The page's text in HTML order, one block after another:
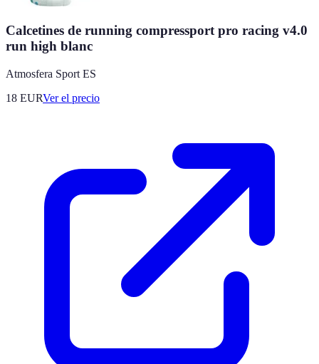
Calcetines de running compressport pro racing v4.0
run high blanc
Atmosfera Sport ES
18 EURVer el precio